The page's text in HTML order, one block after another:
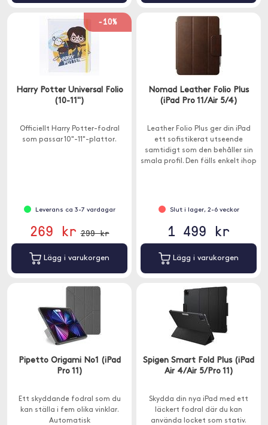
-10%
Harry Potter Universal Folio
(10-11")
Officiellt Harry Potter-fodral
som passar 10"-11"-plattor.
Leverans ca 3-7 vardagar
269 kr 299 kr
Lägg i varukorgen
Nomad Leather Folio Plus
(iPad Pro 11/Air 5/4)
Leather Folio Plus ger din iPad
ett sofistikerat utseende
samtidigt som den behåller sin
smala profil. Den fälls enkelt ihop
Slut i lager, 2-6 veckor
1 499 kr
Lägg i varukorgen
Pipetto Origami No1 (iPad
Pro 11)
Ett skyddande fodral som du
kan ställa i fem olika vinklar.
Automatisk
Spigen Smart Fold Plus (iPad
Air 4/Air 5/Pro 11)
Skydda din nya iPad med ett
läckert fodral där du kan
använda locket som stativ.